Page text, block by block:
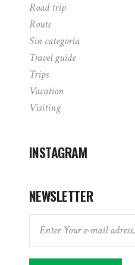
Road trip
Routs
Sin categoría
Travel guide
Trips
Vacation
Visiting
INSTAGRAM
NEWSLETTER